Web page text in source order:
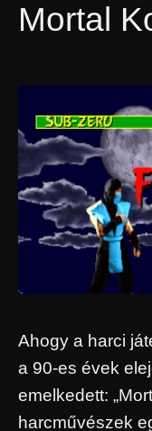
Mortal
Ahogy a harci
a 90-es évek
emelkedett:
harcművészek